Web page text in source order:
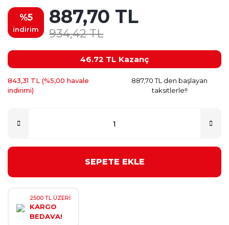
%5
indirim
887,70 TL
934,42 TL
46.72 TL Kazanç
843,31 TL (%5,00 havale
indirimi)
887,70 TL den başlayan
taksitlerle!!
SEPETE EKLE
2500 TL ÜZERİ
KARGO
BEDAVA!